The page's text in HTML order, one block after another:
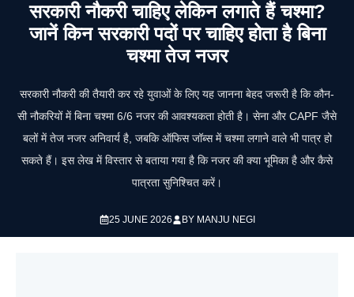
सरकारी नौकरी चाहिए लेकिन लगाते हैं चश्मा?
जानें किन सरकारी पदों पर चाहिए होता है बिना
चश्मा तेज नजर
सरकारी नौकरी की तैयारी कर रहे युवाओं के लिए यह जानना बेहद जरूरी है कि कौन-
सी नौकरियों में बिना चश्मा 6/6 नजर की आवश्यकता होती है। सेना और CAPF जैसे
बलों में तेज नजर अनिवार्य है, जबकि ऑफिस जॉब्स में चश्मा लगाने वाले भी पात्र हो
सकते हैं। इस लेख में विस्तार से बताया गया है कि नजर की क्या भूमिका है और कैसे
पात्रता सुनिश्चित करें।
25 JUNE 2026 BY MANJU NEGI